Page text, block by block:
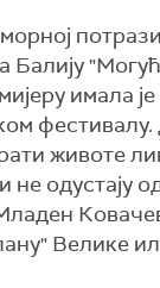
имала
животе
не одустају
Велике